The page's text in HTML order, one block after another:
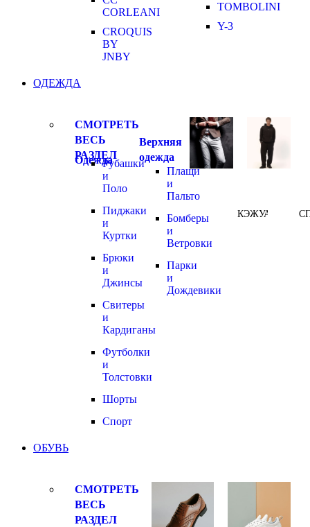
CORLEANI
CROQUIS
BY
JNBY
TOMBOLINI
Y-3
ОДЕЖДА
СМОТРЕТЬ
ВЕСЬ
РАЗДЕЛ
ОдеждаРубашки
и
Поло
Пиджаки
и
Куртки
Брюки
и
Джинсы
Свитеры
и
Кардиганы
Футболки
и
Толстовки
Шорты
Спорт
Верхняя
одежда
Плащи
и
Пальто
Бомберы
и
Ветровки
Парки
и
Дождевики
КЭЖУАЛ
ОБУВЬ
СМОТРЕТЬ
ВЕСЬ
РАЗДЕЛ